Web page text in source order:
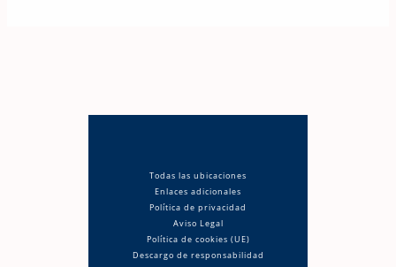
Todas las ubicaciones
Enlaces adicionales
Política de privacidad
Aviso Legal
Política de cookies (UE)
Descargo de responsabilidad